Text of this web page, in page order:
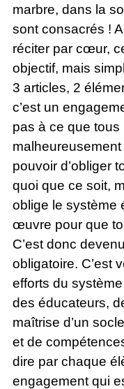
marbre, dans la
sont consacrés !
réciter par cœur,
objectif, mais
3 articles, 2
c’est un
pas à ce que
malheureusement
pouvoir d’obliger
quoi que ce soit,
oblige le système
œuvre pour que
C’est donc
obligatoire. C’est
efforts du
des éducateurs,
maîtrise d’un
et de
dire par chaque
engagement qui